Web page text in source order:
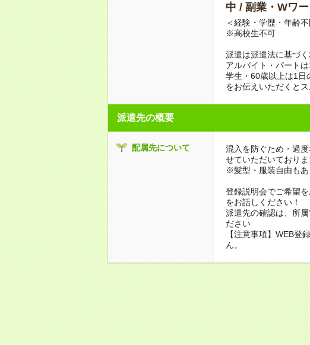
中 / 副業・Wワ
＜経験・学歴・年齢
※高校生不可
派遣は派遣法に基づく
アルバイト・パートは
学生・60歳以上は1日
をお伝えいただくとス
派遣先の概要
配属先について
混入を防ぐため・過
せていただいておりま
※髪型・服装自由もあ
登録説明会でご希望
をお話しください！
派遣先の確認は、所
ださい
【注意事項】WEB登
ん。